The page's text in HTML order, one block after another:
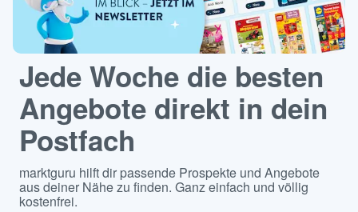
Jede Woche die besten
Angebote direkt in dein
Postfach
marktguru hilft dir passende Prospekte und Angebote
aus deiner Nähe zu finden. Ganz einfach und völlig
kostenfrei.